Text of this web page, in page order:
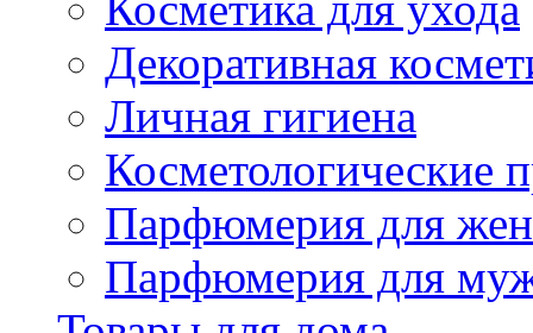
Декоративная
Личная гигиена
Косметологические
Парфюмерия для
Парфюмерия для